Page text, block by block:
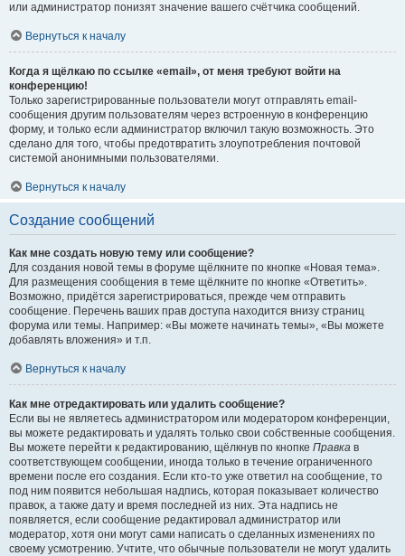
или администратор понизят значение вашего счётчика сообщений.
Вернуться к началу
Когда я щёлкаю по ссылке «email», от меня требуют войти на
конференцию!
Только зарегистрированные пользователи могут отправлять email-
сообщения другим пользователям через встроенную в конференцию
форму, и только если администратор включил такую возможность. Это
сделано для того, чтобы предотвратить злоупотребления почтовой
системой анонимными пользователями.
Вернуться к началу
Создание сообщений
Как мне создать новую тему или сообщение?
Для создания новой темы в форуме щёлкните по кнопке «Новая тема».
Для размещения сообщения в теме щёлкните по кнопке «Ответить».
Возможно, придётся зарегистрироваться, прежде чем отправить
сообщение. Перечень ваших прав доступа находится внизу страниц
форума или темы. Например: «Вы можете начинать темы», «Вы можете
добавлять вложения» и т.п.
Вернуться к началу
Как мне отредактировать или удалить сообщение?
Если вы не являетесь администратором или модератором конференции,
вы можете редактировать и удалять только свои собственные сообщения.
Вы можете перейти к редактированию, щёлкнув по кнопке Правка в
соответствующем сообщении, иногда только в течение ограниченного
времени после его создания. Если кто-то уже ответил на сообщение, то
под ним появится небольшая надпись, которая показывает количество
правок, а также дату и время последней из них. Эта надпись не
появляется, если сообщение редактировал администратор или
модератор, хотя они могут сами написать о сделанных изменениях по
своему усмотрению. Учтите, что обычные пользователи не могут удалить